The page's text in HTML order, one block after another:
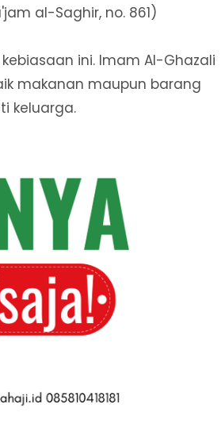
al-Saghir, no. 861)
ini. Imam Al-Ghazali
makanan maupun barang
keluarga.